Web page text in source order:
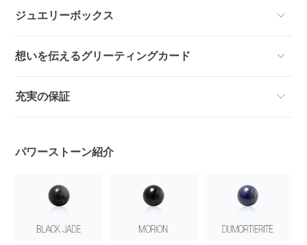
ジュエリーボックス
想いを伝えるグリーティングカード
充実の保証
パワーストーン紹介